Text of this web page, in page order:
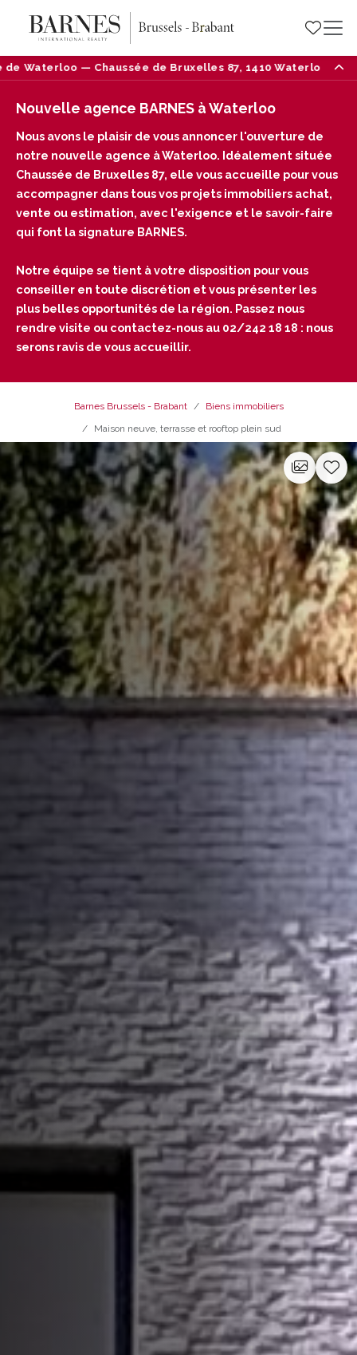
87, 1410 Waterloo — Tél : 02/242 18 18
Nouvelle agence BARNES à Waterloo
Nous avons le plaisir de vous annoncer l'ouverture de
notre nouvelle agence à Waterloo. Idéalement située
Chaussée de Bruxelles 87, elle vous accueille pour vous
accompagner dans tous vos projets immobiliers achat,
vente ou estimation, avec l'exigence et le savoir-faire
qui font la signature BARNES.
Notre équipe se tient à votre disposition pour vous
conseiller en toute discrétion et vous présenter les
plus belles opportunités de la région. Passez nous
rendre visite ou contactez-nous au 02/242 18 18 : nous
serons ravis de vous accueillir.
Barnes Brussels - Brabant
Biens immobiliers
Maison neuve, terrasse et rooftop plein sud